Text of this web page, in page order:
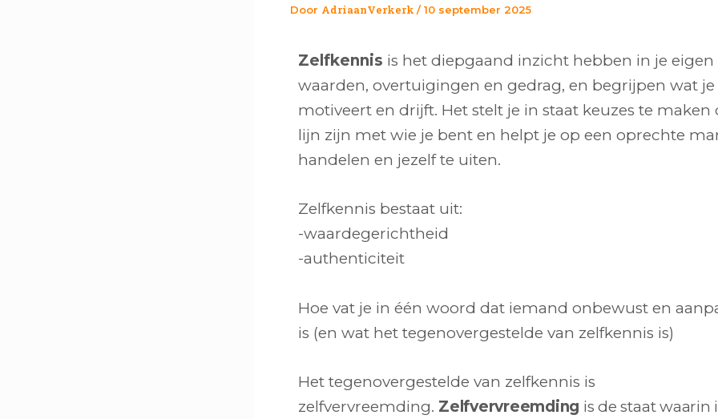
Door AdriaanVerkerk /10 september 2025
Zelfkennis is het diepgaand inzicht hebben in je eigen
waarden, overtuigingen en gedrag, en begrijpen wat je
motiveert en drijft. Het stelt je in staat keuzes te maken
lijn zijn met wie je bent en helpt je op een oprechte
handelen en jezelf te uiten.
Zelfkennis bestaat uit:
-waardegerichtheid
-authenticiteit
Hoe vat je in één woord dat iemand onbewust en
is (en wat het tegenovergestelde van zelfkennis is)
Het tegenovergestelde van zelfkennis is
zelfvervreemding. Zelfvervreemding is de staat waarin